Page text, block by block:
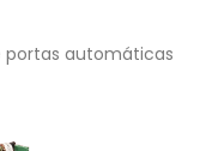
portas automáticas